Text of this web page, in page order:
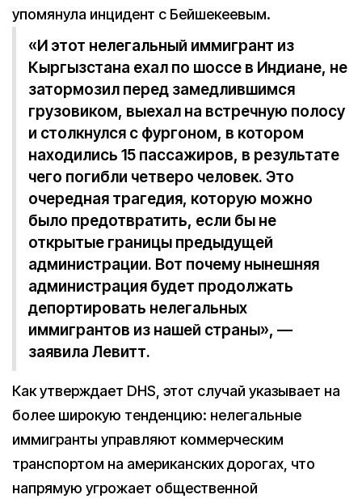
упомянула инцидент с Бейшекеевым.
«И этот нелегальный иммигрант из
Кыргызстана ехал по шоссе в Индиане, не
затормозил перед замедлившимся
грузовиком, выехал на встречную полосу
и столкнулся с фургоном, в котором
находились 15 пассажиров, в результате
чего погибли четверо человек. Это
очередная трагедия, которую можно
было предотвратить, если бы не
открытые границы предыдущей
администрации. Вот почему нынешняя
администрация будет продолжать
депортировать нелегальных
иммигрантов из нашей страны», —
заявила Левитт.
Как утверждает DHS, этот случай указывает на
более широкую тенденцию: нелегальные
иммигранты управляют коммерческим
транспортом на американских дорогах, что
напрямую угрожает общественной